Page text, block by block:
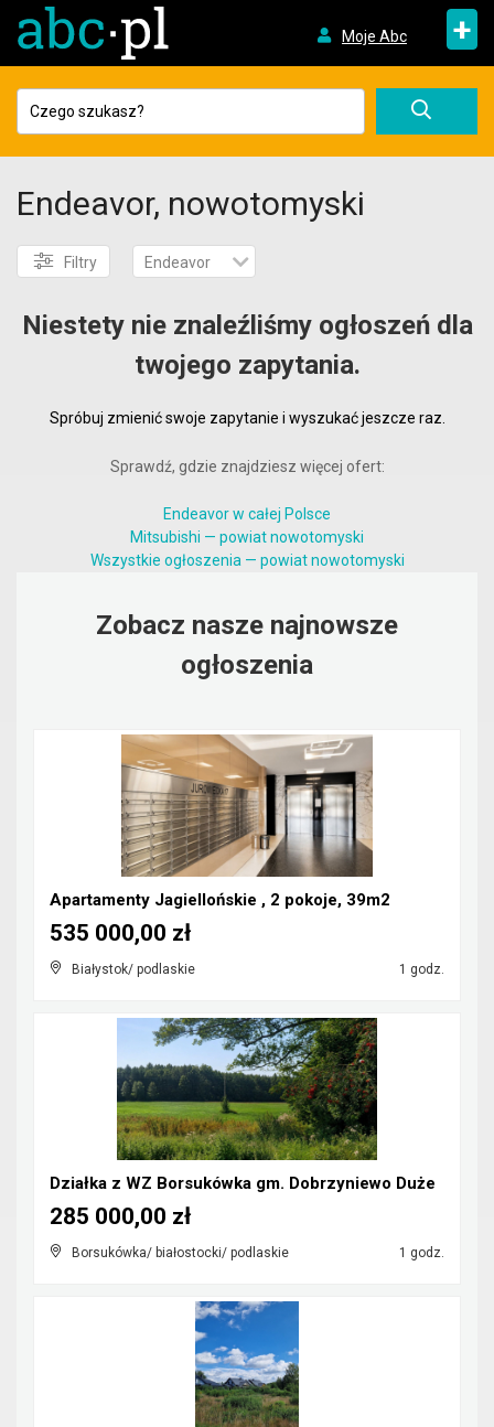
Moje Abc +
Endeavor, nowotomyski
Filtry Endeavor
Niestety nie znaleźliśmy ogłoszeń dla
twojego zapytania.
Spróbuj zmienić swoje zapytanie i wyszukać jeszcze raz.
Sprawdź, gdzie znajdziesz więcej ofert:
Endeavor w całej Polsce
Mitsubishi — powiat nowotomyski
Wszystkie ogłoszenia — powiat nowotomyski
Zobacz nasze najnowsze
ogłoszenia
Apartamenty Jagiellońskie , 2 pokoje, 39m2
Białystok/ podlaskie 1 godz.
535 000,00 zł
Działka z WZ Borsukówka gm. Dobrzyniewo Duże
Borsukówka/ białostocki/ podlaskie 1 godz.
285 000,00 zł